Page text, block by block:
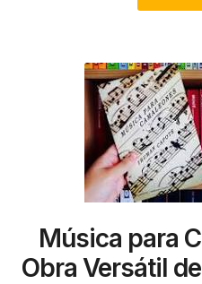
Música para
Obra Versátil